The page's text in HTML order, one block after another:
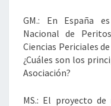
GM.: En España
Nacional de
Ciencias Periciales
¿Cuáles son los
Asociación?
MS.: El proyecto